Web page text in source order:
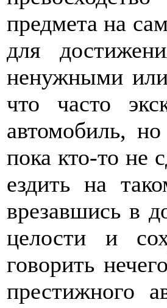
предмета на
для
ненужными
что часто
автомобиль,
пока кто-то не
ездить на
врезавшись в
целости и
говорить
престижного